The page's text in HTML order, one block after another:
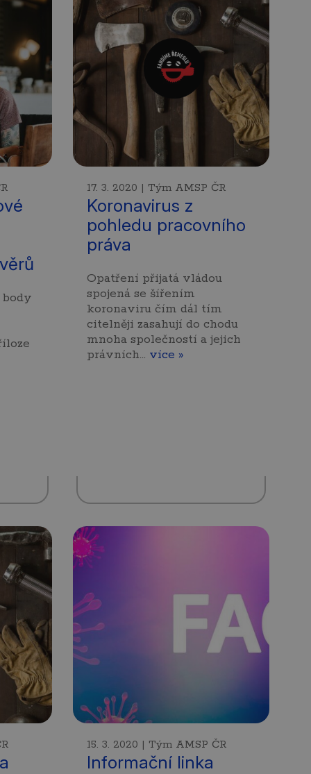
17. 3. 2020 | Tým AMSP ČR
Koronavirus z
pohledu pracovního
práva
Opatření přijatá vládou
spojená se šířením
koronaviru čím dál tím
citelněji zasahují do chodu
mnoha společností a jejich
právních… více »
15. 3. 2020 | Tým AMSP ČR
Informační linka